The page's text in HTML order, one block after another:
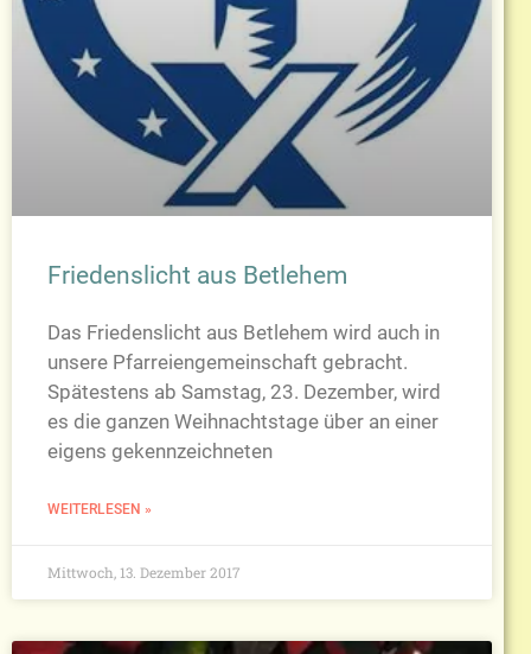
Friedenslicht aus Betlehem
Das Friedenslicht aus Betlehem wird auch in
unsere Pfarreiengemeinschaft gebracht.
Spätestens ab Samstag, 23. Dezember, wird
es die ganzen Weihnachtstage über an einer
eigens gekennzeichneten
WEITERLESEN »
Mittwoch, 13. Dezember 2017